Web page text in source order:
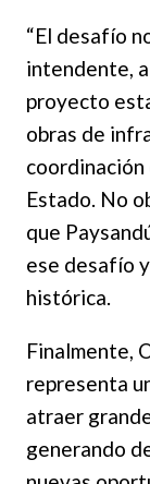
“El desafío
intendente,
proyecto
obras de
Estado. No
que
ese desafío
histórica.
Finalmente,
representa
atraer
generando